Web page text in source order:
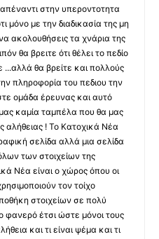
στην υπεροντοτητα
μόνο με την διαδικασία της μη
ακολουθήσεις τα χνάρια της
θα βρειτε ότι θέλει το πεδίο
θα βρείτε και πολλούς
πληροφορία του πεδιου την
ομάδα έρευνας και αυτό
μας καμία ταμπέλα που θα μας
! Το Κατοχικά Νέα
σελίδα αλλά μια σελίδα
των στοιχείων της
Νέα είναι ο χώρος όπου οι
τον τοίχο
στοιχείων σε πολύ
φανερό έτσι ώστε μόνοι τους
και τι είναι ψέμα και τι